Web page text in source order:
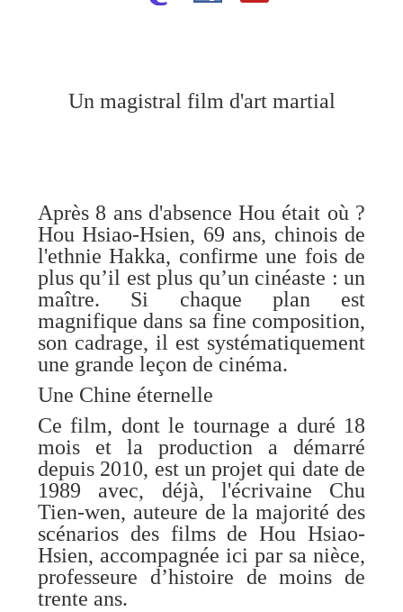
Un magistral film d'art martial
Après 8 ans d'absence Hou était où ?
Hou Hsiao-Hsien, 69 ans, chinois de
l'ethnie Hakka, confirme une fois de
plus qu’il est plus qu’un cinéaste : un
maître. Si chaque plan est
magnifique dans sa fine composition,
son cadrage, il est systématiquement
une grande leçon de cinéma.
Une Chine éternelle
Ce film, dont le tournage a duré 18
mois et la production a démarré
depuis 2010, est un projet qui date de
1989 avec, déjà, l'écrivaine Chu
Tien-wen, auteure de la majorité des
scénarios des films de Hou Hsiao-
Hsien, accompagnée ici par sa nièce,
professeure d’histoire de moins de
trente ans.